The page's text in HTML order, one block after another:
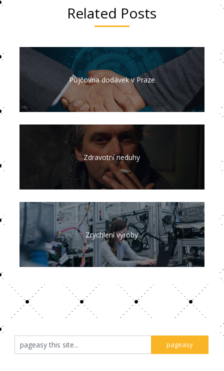
Related Posts
Půjčovna dodávek v Praze
Zdravotní neduhy
Zrychlení výroby